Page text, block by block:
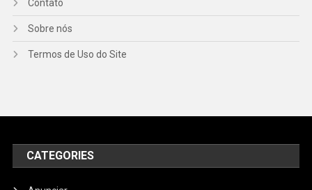
Contato
Sobre nós
Termos de Uso do Site
CATEGORIES